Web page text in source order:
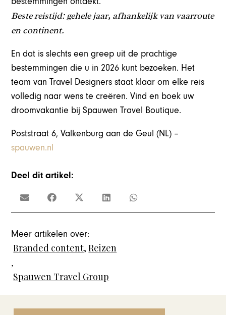
Beste reistijd: gehele jaar, afhankelijk van vaarroute
en continent.
En dat is slechts een greep uit de prachtige
bestemmingen die u in 2026 kunt bezoeken. Het
team van Travel Designers staat klaar om elke reis
volledig naar wens te creëren. Vind en boek uw
droomvakantie bij Spauwen Travel Boutique.
Poststraat 6, Valkenburg aan de Geul (NL) –
spauwen.nl
Deel dit artikel:
Meer artikelen over:
Branded content,Reizen
,
Spauwen Travel Group